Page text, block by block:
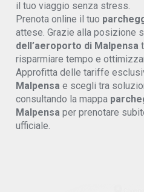
il tuo viaggio senza stress.
Prenota online il tuo
attese. Grazie alla posizione
dell’aeroporto di Malpensa
risparmiare tempo e
Approfitta delle tariffe
Malpensa e scegli tra
consultando la mappa
Malpensa per prenotare
ufficiale.